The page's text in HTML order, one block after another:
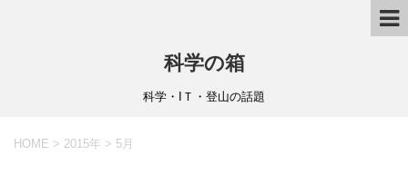
科学の箱
科学・IＴ・登山の話題
HOME > 2015年 > 5月